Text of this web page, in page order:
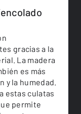
gracias a la
La madera
es más
y la humedad.
estas culatas
permite